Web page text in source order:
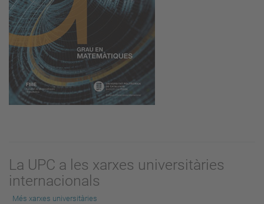
La UPC a les xarxes universitàries
internacionals
Més xarxes universitàries